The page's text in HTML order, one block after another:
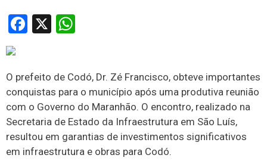
Facebook
X
O prefeito de Codó, Dr. Zé Francisco, obteve importantes
conquistas para o município após uma produtiva reunião
com o Governo do Maranhão. O encontro, realizado na
Secretaria de Estado da Infraestrutura em São Luís,
resultou em garantias de investimentos significativos
em infraestrutura e obras para Codó.